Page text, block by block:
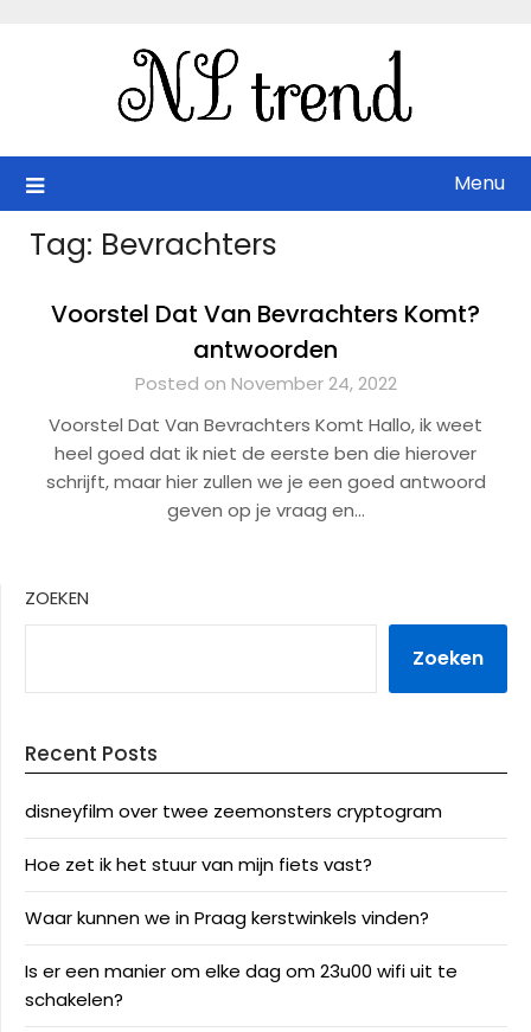
Menu
Tag: Bevrachters
Voorstel Dat Van Bevrachters Komt?
antwoorden
Posted on November 24, 2022
Voorstel Dat Van Bevrachters Komt Hallo, ik weet
heel goed dat ik niet de eerste ben die hierover
schrijft, maar hier zullen we je een goed antwoord
geven op je vraag en…
ZOEKEN
Zoeken
Recent Posts
disneyfilm over twee zeemonsters cryptogram
Hoe zet ik het stuur van mijn fiets vast?
Waar kunnen we in Praag kerstwinkels vinden?
Is er een manier om elke dag om 23u00 wifi uit te
schakelen?